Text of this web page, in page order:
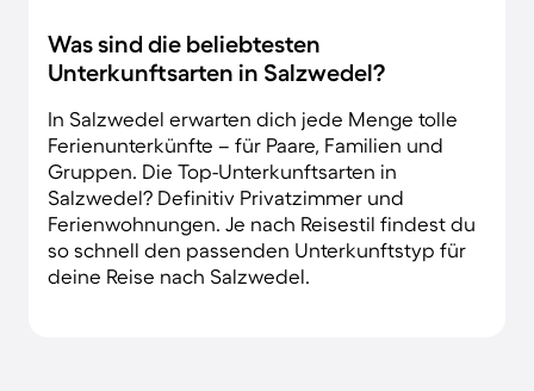
Was sind die beliebtesten
Unterkunftsarten in Salzwedel?
In Salzwedel erwarten dich jede Menge tolle
Ferienunterkünfte – für Paare, Familien und
Gruppen. Die Top-Unterkunftsarten in
Salzwedel? Definitiv Privatzimmer und
Ferienwohnungen. Je nach Reisestil findest du
so schnell den passenden Unterkunftstyp für
deine Reise nach Salzwedel.